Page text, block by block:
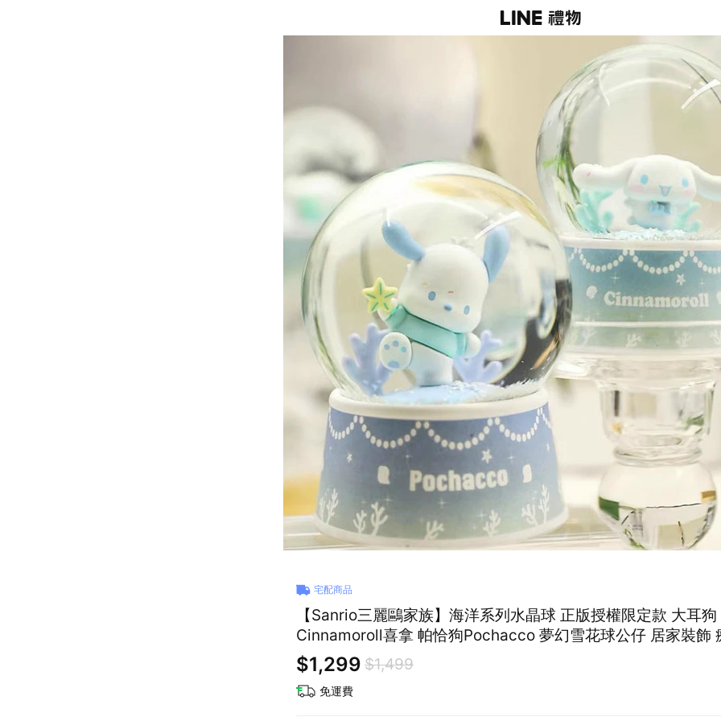
宅配商品
【Sanrio三麗鷗家族】海洋系列水晶球 正版授權限定款 大耳狗
Cinnamoroll喜拿 帕恰狗Pochacco 夢幻雪花球公仔 居家裝飾
書桌擺件 辦公室小物 交換禮物閨蜜禮物情人節禮物
$1,299 $1,499
免運費